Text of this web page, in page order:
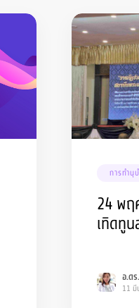
การทำนุ
24 พฤ
เทิดทู
อ.ด
11